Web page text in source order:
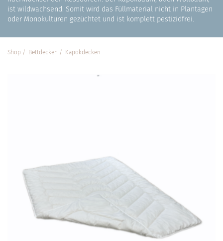
ist wildwachsend. Somit wird das Füllmaterial nicht in Plantagen
oder Monokulturen gezüchtet und ist komplett pestizidfrei.
Shop Bett­decken Kapok­decken